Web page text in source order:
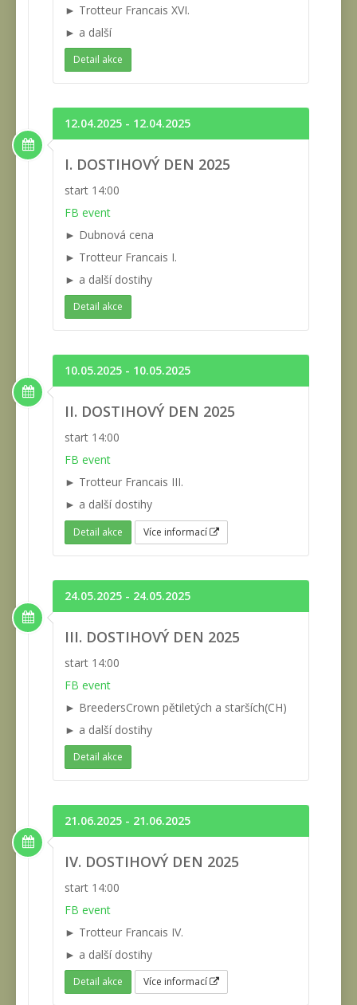
► Trotteur Francais XVI.
► a další
Detail akce
12.04.2025 - 12.04.2025
I. DOSTIHOVÝ DEN 2025
start 14:00
FB event
► Dubnová cena
► Trotteur Francais I.
► a další dostihy
Detail akce
10.05.2025 - 10.05.2025
II. DOSTIHOVÝ DEN 2025
start 14:00
FB event
► Trotteur Francais III.
► a další dostihy
Detail akce Více informací
24.05.2025 - 24.05.2025
III. DOSTIHOVÝ DEN 2025
start 14:00
FB event
► BreedersCrown pětiletých a starších(CH)
► a další dostihy
Detail akce
21.06.2025 - 21.06.2025
IV. DOSTIHOVÝ DEN 2025
start 14:00
FB event
► Trotteur Francais IV.
► a další dostihy
Detail akce Více informací